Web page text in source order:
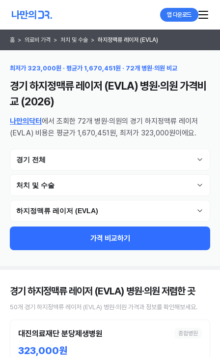
앱 다운로드
홈 > 의료비 가격 > 처치 및 수술 > 하지정맥류 레이저 (EVLA)
최저가 323,000원 · 평균가 1,670,451원 · 72개 병원·의원 비교
경기 하지정맥류 레이저 (EVLA) 병원·의원가격비
교 (2026)
나만의닥터 에서 조회한 72개 병원·의원의 경기 하지정맥류 레이저
(EVLA) 비용은 평균가 1,670,451원, 최저가 323,000원이에요.
경기 전체
처치 및 수술
하지정맥류 레이저 (EVLA)
가격 비교하기
경기 하지정맥류 레이저 (EVLA) 병원·의원저렴한 곳
50개 경기 하지정맥류 레이저 (EVLA) 병원·의원 가격과 정보를 확인해보세요.
대진의료재단 분당제생병원 종합병원
323,000원